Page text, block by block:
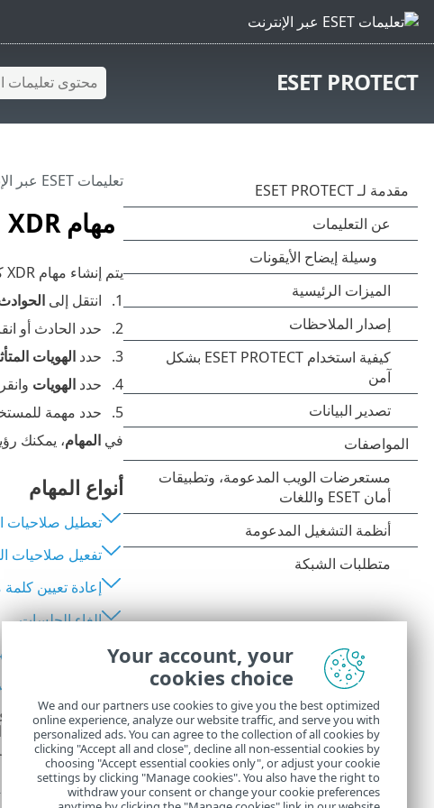
ESET PROTECT
مهام XDR
تعليمات ESET عبر الإنترنت
يتم إنشاء مهام XDR كاستجابة
انتقل إلى
حدد الحادث أو
حدد الهويات
حدد الهويات
حدد مهمة
في المهام، يمكنك
أنواع المهام
تعطيل صلاحيات
تفعيل صلاحيات
إعادة تعيين
إلغاء الجلسات
تعطيل جميع
تمكين جميع
حدد أي صف وانقر
المهمة،نوع التكامل
فشلت فيها. يوفر
Your account, your
cookies choice
We and our partners use cookies to give you the best optimized
online experience, analyze our website traffic, and serve you with
personalized ads. You can agree to the collection of all cookies by
clicking "Accept all and close", decline all non-essential cookies by
choosing "Accept essential cookies only", or adjust your cookie
settings by clicking "Manage cookies". You also have the right to
withdraw your consent or change your cookie preferences